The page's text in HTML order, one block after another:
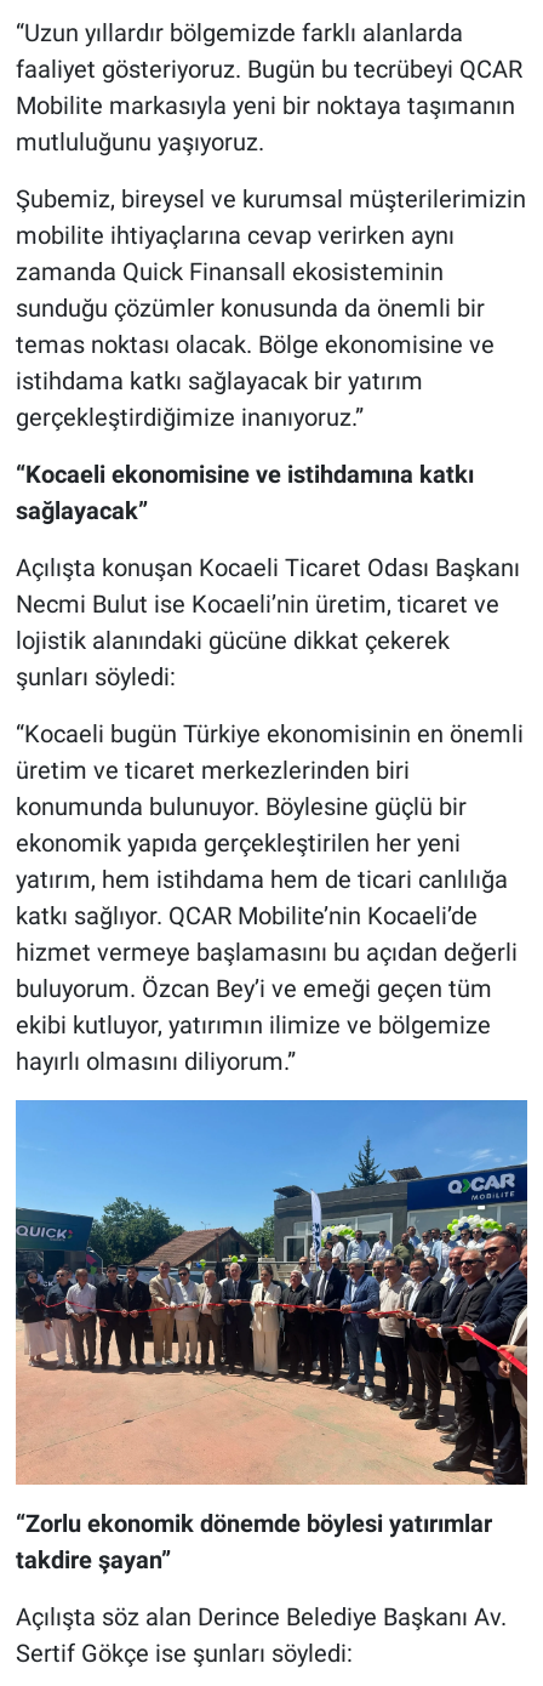
“Uzun yıllardır bölgemizde farklı alanlarda
faaliyet gösteriyoruz. Bugün bu tecrübeyi QCAR
Mobilite markasıyla yeni bir noktaya taşımanın
mutluluğunu yaşıyoruz.
Şubemiz, bireysel ve kurumsal müşterilerimizin
mobilite ihtiyaçlarına cevap verirken aynı
zamanda Quick Finansall ekosisteminin
sunduğu çözümler konusunda da önemli bir
temas noktası olacak. Bölge ekonomisine ve
istihdama katkı sağlayacak bir yatırım
gerçekleştirdiğimize inanıyoruz.”
“Kocaeli ekonomisine ve istihdamına katkı
sağlayacak”
Açılışta konuşan Kocaeli Ticaret Odası Başkanı
Necmi Bulut ise Kocaeli’nin üretim, ticaret ve
lojistik alanındaki gücüne dikkat çekerek
şunları söyledi:
“Kocaeli bugün Türkiye ekonomisinin en önemli
üretim ve ticaret merkezlerinden biri
konumunda bulunuyor. Böylesine güçlü bir
ekonomik yapıda gerçekleştirilen her yeni
yatırım, hem istihdama hem de ticari canlılığa
katkı sağlıyor. QCAR Mobilite’nin Kocaeli’de
hizmet vermeye başlamasını bu açıdan değerli
buluyorum. Özcan Bey’i ve emeği geçen tüm
ekibi kutluyor, yatırımın ilimize ve bölgemize
hayırlı olmasını diliyorum.”
“Zorlu ekonomik dönemde böylesi yatırımlar
takdire şayan”
Açılışta söz alan Derince Belediye Başkanı Av.
Sertif Gökçe ise şunları söyledi: